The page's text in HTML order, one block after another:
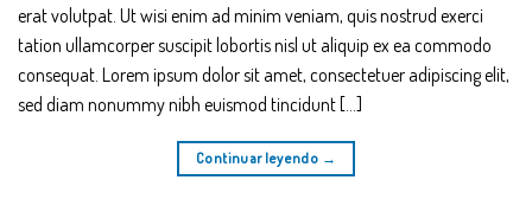
erat volutpat. Ut wisi enim ad minim veniam, quis nostrud exerci
tation ullamcorper suscipit lobortis nisl ut aliquip ex ea commodo
consequat. Lorem ipsum dolor sit amet, consectetuer adipiscing elit,
sed diam nonummy nibh euismod tincidunt […]
Continuar leyendo →